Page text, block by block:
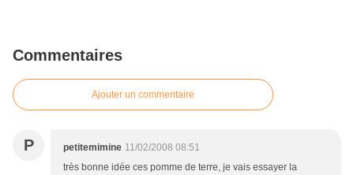
Commentaires
Ajouter un commentaire
P petitemimine 11/02/2008 08:51
très bonne idée ces pomme de terre, je vais essayer la